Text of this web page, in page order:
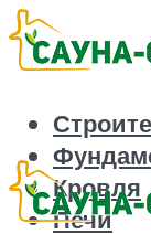
Кровля
Печи